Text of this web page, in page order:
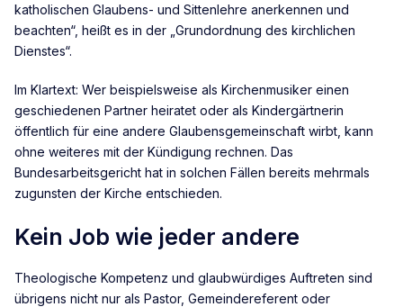
katholischen Glaubens- und Sittenlehre anerkennen und
beachten“, heißt es in der „Grundordnung des kirchlichen
Dienstes“.
Im Klartext: Wer beispielsweise als Kirchenmusiker einen
geschiedenen Partner heiratet oder als Kindergärtnerin
öffentlich für eine andere Glaubensgemeinschaft wirbt, kann
ohne weiteres mit der Kündigung rechnen. Das
Bundesarbeitsgericht hat in solchen Fällen bereits mehrmals
zugunsten der Kirche entschieden.
Kein Job wie jeder andere
Theologische Kompetenz und glaubwürdiges Auftreten sind
übrigens nicht nur als Pastor, Gemeindereferent oder